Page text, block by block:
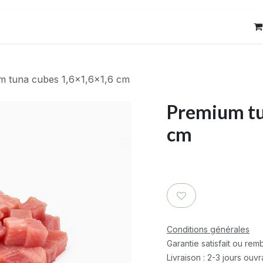
tuna cubes 1,6x1,6x1,6 cm
Premium
cm
Conditions générales
Garantie satisfait ou
Livraison : 2-3 jours